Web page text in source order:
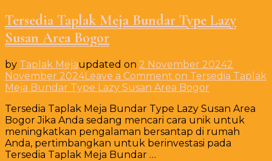
Tersedia Taplak Meja Bundar Type Lazy
Susan Area Bogor
by Taplak Mejaupdated on 2 November 20242
November 2024Leave a Comment on Tersedia Taplak
Meja Bundar Type Lazy Susan Area Bogor
Tersedia Taplak Meja Bundar Type Lazy Susan Area
Bogor Jika Anda sedang mencari cara unik untuk
meningkatkan pengalaman bersantap di rumah
Anda, pertimbangkan untuk berinvestasi pada
Tersedia Taplak Meja Bundar …